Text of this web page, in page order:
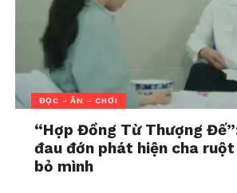
ngẫm:
“Em có nghĩ rằng
em làm là đúng
Chị B khẳng định:“Tôi không nghĩ
hay sai, tôi chỉ làm những gì mình
ĐỌC - ĂN - CHƠI
“Hợp Đồng Từ Thượng
đau đớn phát hiện cha
bỏ mình